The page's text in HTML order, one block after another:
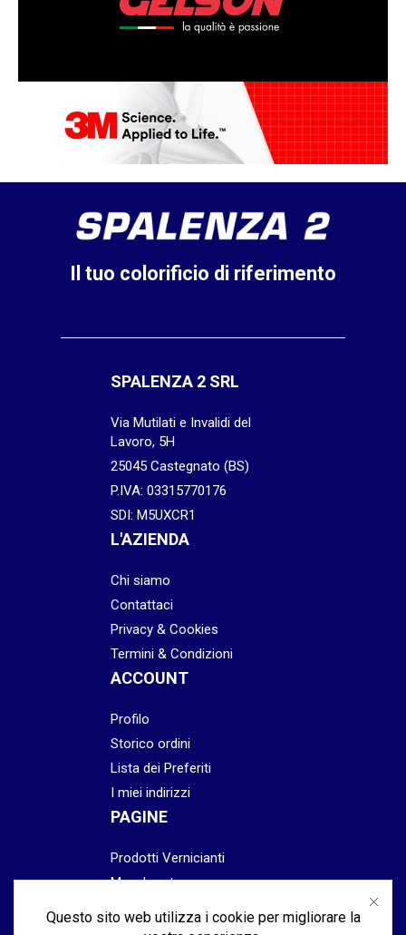
Il tuo colorificio di riferimento
SPALENZA 2 SRL
Via Mutilati e Invalidi del
Lavoro, 5H
25045 Castegnato (BS)
P.IVA: 03315770176
SDI: M5UXCR1
L'AZIENDA
Chi siamo
Contattaci
Privacy & Cookies
Termini & Condizioni
ACCOUNT
Profilo
Storico ordini
Lista dei Preferiti
I miei indirizzi
PAGINE
Prodotti Vernicianti
Mascheratura
Abrasivi
Questo sito web utilizza i cookie per migliorare la